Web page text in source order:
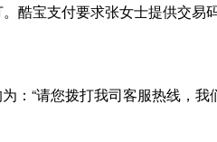
酷宝支付要求张女士提供交易
：“请您拨打我司客服热线，我